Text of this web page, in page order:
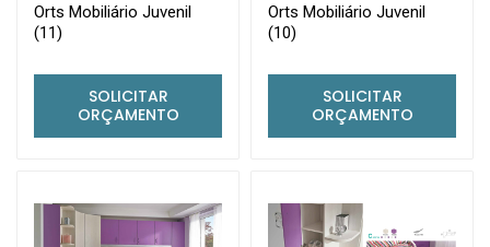
Orts Mobiliário Juvenil
(11)
SOLICITAR
ORÇAMENTO
Orts Mobiliário Juvenil
(10)
SOLICITAR
ORÇAMENTO